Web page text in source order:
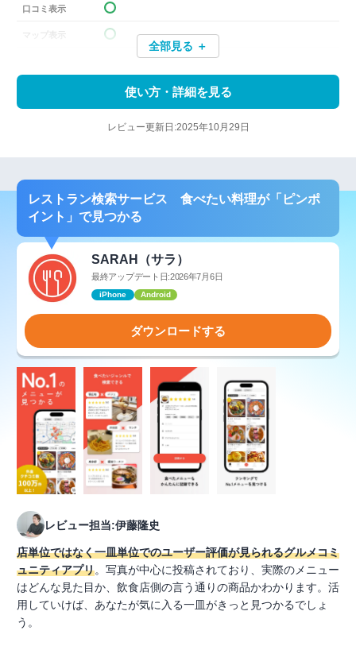
口コミ表示
マップ表示
全部見る ＋
使い方・詳細を見る
レビュー更新日:2025年10月29日
レストラン検索サービス 食べたい料理が「ピンポ
イント」で見つかる
SARAH（サラ）
最終アップデート日:2026年7月6日
iPhone Android
ダウンロードする
レビュー担当:伊藤隆史
店単位ではなく一皿単位でのユーザー評価が見られるグルメコミ
ュニティアプリ。写真が中心に投稿されており、実際のメニュー
はどんな見た目か、飲食店側の言う通りの商品かわかります。活
用していけば、あなたが気に入る一皿がきっと見つかるでしょ
う。